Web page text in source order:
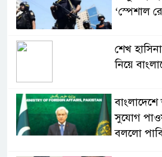
‘স্পেশাল
শেখ
নিয়ে
সুযোগ
বললো